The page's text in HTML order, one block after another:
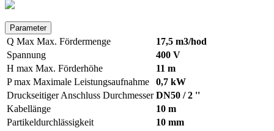
Parameter
Q Max Max. Fördermenge
17,5 m3/hod
Spannung
400 V
H max Max. Förderhöhe
11 m
P max Maximale Leistungsaufnahme
0,7 kW
Druckseitiger Anschluss Durchmesser DN50 / 2 ''
Kabellänge
10 m
Partikeldurchlässigkeit
10 mm